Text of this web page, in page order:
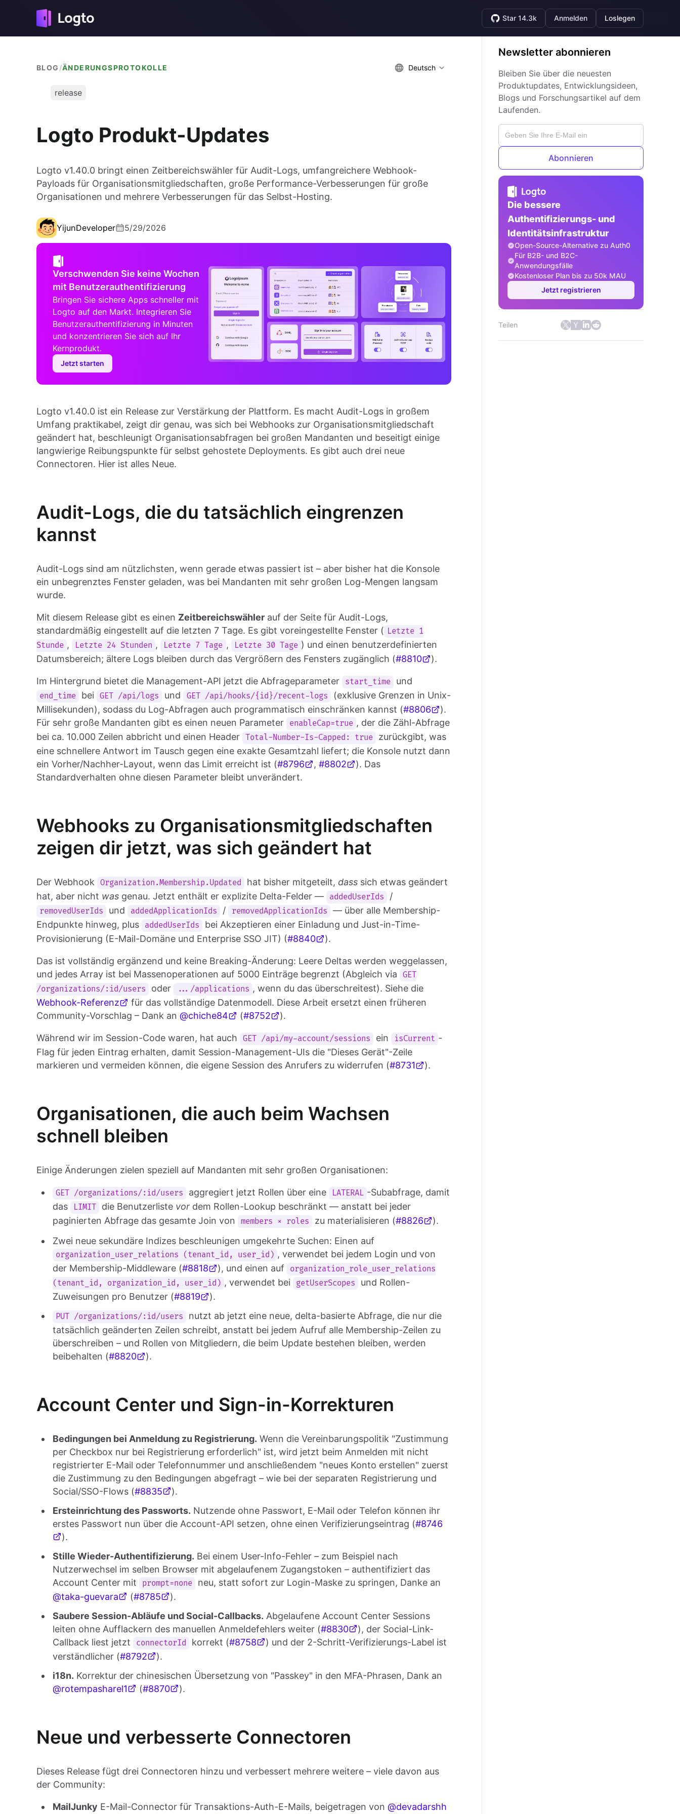
Star 14.3k Anmelden Loslegen
BLOG /ÄNDERUNGSPROTOKOLLE Deutsch
release
Logto Produkt-Updates
Logto v1.40.0 bringt einen Zeitbereichswähler für Audit-Logs, umfangreichere Webhook-
Payloads für Organisationsmitgliedschaften, große Performance-Verbesserungen für große
Organisationen und mehrere Verbesserungen für das Selbst-Hosting.
YijunDeveloper 5/29/2026
Verschwenden Sie keine Wochen
mit Benutzerauthentifizierung
Bringen Sie sichere Apps schneller mit
Logto auf den Markt. Integrieren Sie
Benutzerauthentifizierung in Minuten
und konzentrieren Sie sich auf Ihr
Kernprodukt.
Jetzt starten
Logto v1.40.0 ist ein Release zur Verstärkung der Plattform. Es macht Audit-Logs in großem
Umfang praktikabel, zeigt dir genau, was sich bei Webhooks zur Organisationsmitgliedschaft
geändert hat, beschleunigt Organisationsabfragen bei großen Mandanten und beseitigt einige
langwierige Reibungspunkte für selbst gehostete Deployments. Es gibt auch drei neue
Connectoren. Hier ist alles Neue.
Audit-Logs, die du tatsächlich eingrenzen
kannst
Audit-Logs sind am nützlichsten, wenn gerade etwas passiert ist – aber bisher hat die Konsole
ein unbegrenztes Fenster geladen, was bei Mandanten mit sehr großen Log-Mengen langsam
wurde.
Mit diesem Release gibt es einen Zeitbereichswähler auf der Seite für Audit-Logs,
standardmäßig eingestellt auf die letzten 7 Tage. Es gibt voreingestellte Fenster ( Letzte 1
Stunde , Letzte 24 Stunden , Letzte 7 Tage , Letzte 30 Tage ) und einen benutzerdefinierten
Datumsbereich; ältere Logs bleiben durch das Vergrößern des Fensters zugänglich (#8810 ).
Im Hintergrund bietet die Management-API jetzt die Abfrageparameter start_time und
end_time bei GET /api/logs und GET /api/hooks/{id}/recent-logs
(exklusive Grenzen in Unix-
Millisekunden), sodass du Log-Abfragen auch programmatisch einschränken kannst (#8806
).
Für sehr große Mandanten gibt es einen neuen Parameter
enableCap=true , der die Zähl-Abfrage
bei ca. 10.000 Zeilen abbricht und einen Header
Total-Number-Is-Capped: true
zurückgibt, was
eine schnellere Antwort im Tausch gegen eine exakte Gesamtzahl liefert; die Konsole nutzt dann
ein Vorher/Nachher-Layout, wenn das Limit erreicht ist (#8796 , #8802
). Das
Standardverhalten ohne diesen Parameter bleibt unverändert.
Webhooks zu Organisationsmitgliedschaften
zeigen dir jetzt, was sich geändert hat
Der Webhook Organization.Membership.Updated hat bisher mitgeteilt, dass sich etwas geändert
hat, aber nicht was genau. Jetzt enthält er explizite Delta-Felder — addedUserIds /
removedUserIds und addedApplicationIds / removedApplicationIds
— über alle Membership-
Endpunkte hinweg, plus
addedUserIds
bei Akzeptieren einer Einladung und Just-in-Time-
Provisionierung (E-Mail-Domäne und Enterprise SSO JIT) (#8840 ).
Das ist vollständig ergänzend und keine Breaking-Änderung: Leere Deltas werden weggelassen,
und jedes Array ist bei Massenoperationen auf 5000 Einträge begrenzt (Abgleich via
GET
/organizations/:id/users
oder .../applications , wenn du das überschreitest). Siehe die
Webhook-Referenz
für das vollständige Datenmodell. Diese Arbeit ersetzt einen früheren
Community-Vorschlag – Dank an @chiche84 (#8752 ).
Während wir im Session-Code waren, hat auch GET /api/my-account/sessions ein isCurrent -
Flag für jeden Eintrag erhalten, damit Session-Management-UIs die "Dieses Gerät"-Zeile
markieren und vermeiden können, die eigene Session des Anrufers zu widerrufen (#8731 ).
Organisationen, die auch beim Wachsen
schnell bleiben
Einige Änderungen zielen speziell auf Mandanten mit sehr großen Organisationen:
GET /organizations/:id/users aggregiert jetzt Rollen über eine LATERAL -Subabfrage, damit
das
LIMIT die Benutzerliste vor dem Rollen-Lookup beschränkt — anstatt bei jeder
paginierten Abfrage das gesamte Join von
members × roles zu materialisieren (#8826
).
Zwei neue sekundäre Indizes beschleunigen umgekehrte Suchen: Einen auf
organization_user_relations (tenant_id, user_id) , verwendet bei jedem Login und von
der Membership-Middleware (#8818 ), und einen auf
organization_role_user_relations
(tenant_id, organization_id, user_id) , verwendet bei getUserScopes
und Rollen-
Zuweisungen pro Benutzer (#8819 ).
PUT /organizations/:id/users
nutzt ab jetzt eine neue, delta-basierte Abfrage, die nur die
tatsächlich geänderten Zeilen schreibt, anstatt bei jedem Aufruf alle Membership-Zeilen zu
überschreiben – und Rollen von Mitgliedern, die beim Update bestehen bleiben, werden
beibehalten (#8820 ).
Account Center und Sign-in-Korrekturen
Bedingungen bei Anmeldung zu Registrierung. Wenn die Vereinbarungspolitik "Zustimmung
per Checkbox nur bei Registrierung erforderlich" ist, wird jetzt beim Anmelden mit nicht
registrierter E-Mail oder Telefonnummer und anschließendem "neues Konto erstellen" zuerst
die Zustimmung zu den Bedingungen abgefragt – wie bei der separaten Registrierung und
Social/SSO-Flows (#8835
).
Ersteinrichtung des Passworts. Nutzende ohne Passwort, E-Mail oder Telefon können ihr
erstes Passwort nun über die Account-API setzen, ohne einen Verifizierungseintrag (#8746
).
Stille Wieder-Authentifizierung. Bei einem User-Info-Fehler – zum Beispiel nach
Nutzerwechsel im selben Browser mit abgelaufenem Zugangstoken – authentifiziert das
Account Center mit
prompt=none
neu, statt sofort zur Login-Maske zu springen, Danke an
@taka-guevara
(#8785
).
Saubere Session-Abläufe und Social-Callbacks. Abgelaufene Account Center Sessions
leiten ohne Aufflackern des manuellen Anmeldefehlers weiter (#8830
), der Social-Link-
Callback liest jetzt
connectorId korrekt (#8758
) und der 2-Schritt-Verifizierungs-Label ist
verständlicher (#8792
).
i18n. Korrektur der chinesischen Übersetzung von "Passkey" in den MFA-Phrasen, Dank an
@rotempasharel1
(#8870 ).
Neue und verbesserte Connectoren
Dieses Release fügt drei Connectoren hinzu und verbessert mehrere weitere – viele davon aus
der Community:
MailJunky E-Mail-Connector für Transaktions-Auth-E-Mails, beigetragen von @devadarshh
Newsletter abonnieren
Bleiben Sie über die neuesten
Produktupdates, Entwicklungsideen,
Blogs und Forschungsartikel auf dem
Laufenden.
Abonnieren
Die bessere
Authentifizierungs- und
Identitätsinfrastruktur
Open-Source-Alternative zu Auth0
Für B2B- und B2C-
Anwendungsfälle
Kostenloser Plan bis zu 50k MAU
Jetzt registrieren
Teilen